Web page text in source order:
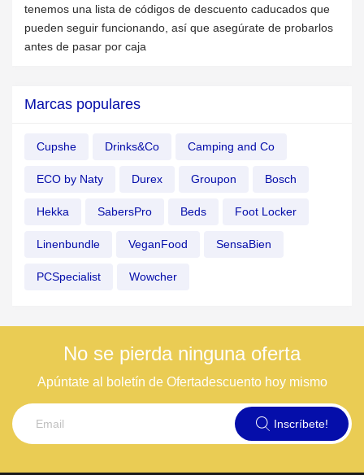
tenemos una lista de códigos de descuento caducados que
pueden seguir funcionando, así que asegúrate de probarlos
antes de pasar por caja
Marcas populares
Cupshe Drinks&Co Camping and Co
ECO by Naty Durex Groupon Bosch
Hekka SabersPro Beds Foot Locker
Linenbundle VeganFood SensaBien
PCSpecialist Wowcher
No se pierda ninguna oferta
Apúntate al boletín de Ofertadescuento hoy mismo
Inscríbete!